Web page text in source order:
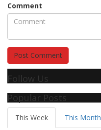
Comment
Post Comment
Follow Us
Popular Posts
This Week This Month